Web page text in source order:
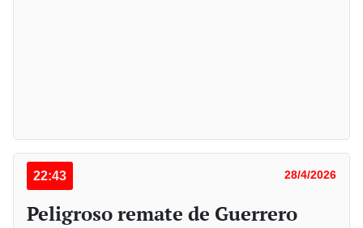
22:43 28/4/2026
Peligroso remate de Guerrero